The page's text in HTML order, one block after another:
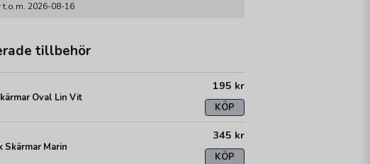
2026-08-16
tillbehör
Oval Lin Vit
195 kr
KÖP
Skärmar Marin
345 kr
KÖP